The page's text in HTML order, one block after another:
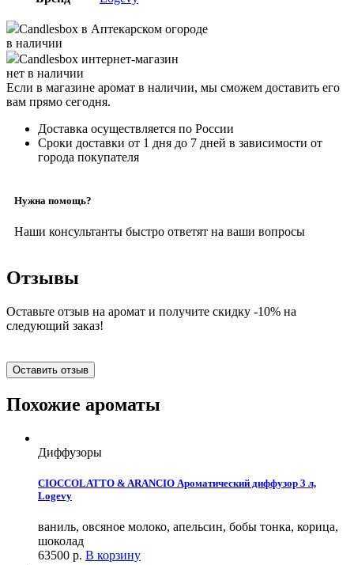
Candlesbox в Аптекарском огороде
в наличии
Candlesbox интернет-магазин
нет в наличии
Если в магазине аромат в наличии, мы сможем доставить его
вам прямо сегодня.
Доставка осуществляется по России
Сроки доставки от 1 дня до 7 дней в зависимости от
города покупателя
Нужна помощь?
Наши консультанты быстро ответят на ваши вопросы
Отзывы
Оставьте отзыв на аромат и получите скидку -10% на
следующий заказ!
Оставить отзыв
Похожие ароматы
Диффузоры
CIOCCOLATTO & ARANCIO Ароматический диффузор 3 л,
Logevy
ваниль, овсяное молоко, апельсин, бобы тонка, корица,
шоколад
63500 р. В корзину